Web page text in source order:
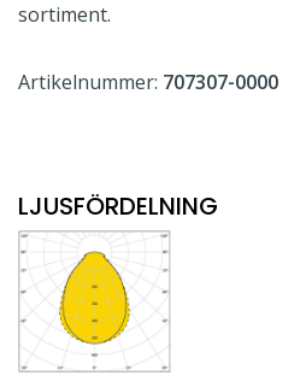
sortiment.
Artikelnummer: 707307-0000
LJUSFÖRDELNING